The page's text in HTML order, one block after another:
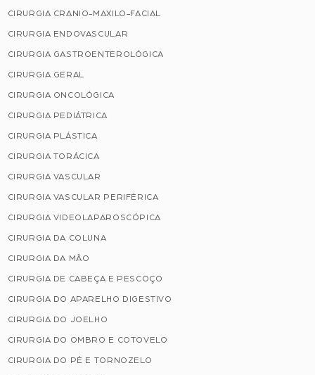
CIRURGIA CRANIO-MAXILO-FACIAL
CIRURGIA ENDOVASCULAR
CIRURGIA GASTROENTEROLÓGICA
CIRURGIA GERAL
CIRURGIA ONCOLÓGICA
CIRURGIA PEDIÁTRICA
CIRURGIA PLÁSTICA
CIRURGIA TORÁCICA
CIRURGIA VASCULAR
CIRURGIA VASCULAR PERIFÉRICA
CIRURGIA VIDEOLAPAROSCÓPICA
CIRURGIA DA COLUNA
CIRURGIA DA MÃO
CIRURGIA DE CABEÇA E PESCOÇO
CIRURGIA DO APARELHO DIGESTIVO
CIRURGIA DO JOELHO
CIRURGIA DO OMBRO E COTOVELO
CIRURGIA DO PÉ E TORNOZELO